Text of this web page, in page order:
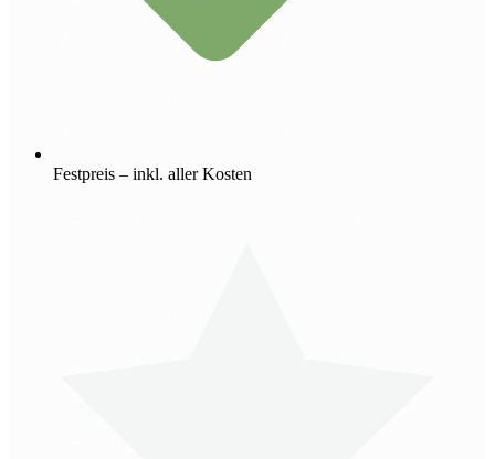
Festpreis – inkl. aller Kosten